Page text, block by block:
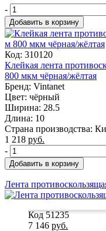
-
Добавить в корзину
Код: 310120
Клейкая лента
800 мкм чёрная/жёлтая
Бренд: Vintanet
Цвет: чёрный
Ширина: 28.5
Длина: 10
Страна производства:
1 218 руб.
-
Добавить в корзину
Лента
Код 51235
7 146 руб.